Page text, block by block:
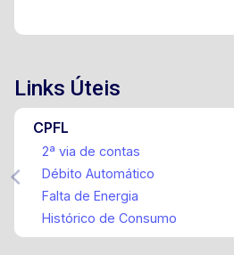
Links Úteis
CPFL
2ª via de contas
Débito Automático
Falta de Energia
Histórico de Consumo